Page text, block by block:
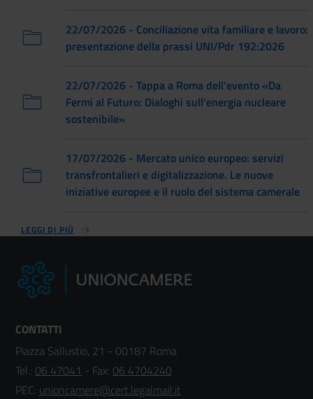
22/07/2026 - Conciliazione vita familiare e lavoro:
presentazione della prassi UNI/Pdr 192:2026
22/07/2026 - Tappa a Roma dell'evento «Da
Fermi al Futuro: Dialoghi sull'energia nucleare
sostenibile»
17/07/2026 - Mercato unico europeo: servizi
transfrontalieri e digitalizzazione. Le nuove
iniziative europee e il ruolo del sistema camerale
LEGGI DI PIÙ
CONTATTI
Piazza Sallustio, 21 - 00187 Roma
Tel.: 06 47041 - Fax: 06 4704240
PEC: unioncamere@cert.legalmail.it